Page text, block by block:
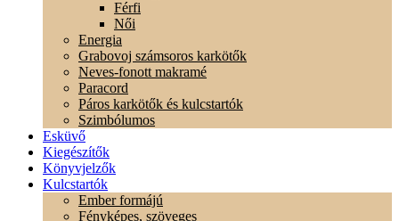
Férfi
Női
Energia
Grabovoj számsoros karkötők
Neves-fonott makramé
Paracord
Páros karkötők és kulcstartók
Szimbólumos
Esküvő
Kiegészítők
Könyvjelzők
Kulcstartók
Ember formájú
Fényképes, szöveges